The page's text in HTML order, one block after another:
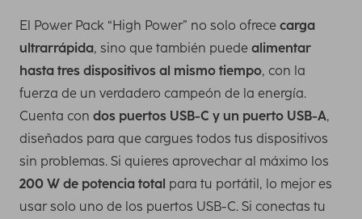
El Power Pack “High Power” no solo ofrece carga
ultrarrápida, sino que también puede alimentar
hasta tres dispositivos al mismo tiempo, con la
fuerza de un verdadero campeón de la energía.
Cuenta con dos puertos USB-C y un puerto USB-A,
diseñados para que cargues todos tus dispositivos
sin problemas. Si quieres aprovechar al máximo los
200 W de potencia total para tu portátil, lo mejor es
usar solo uno de los puertos USB-C. Si conectas tu